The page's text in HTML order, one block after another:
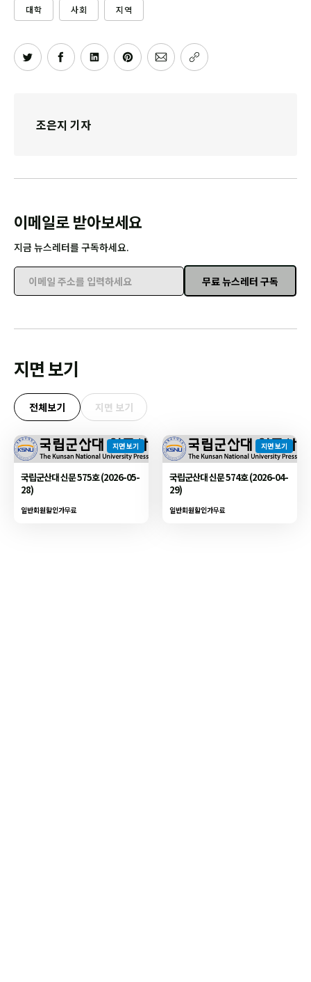
대학 사회 지역
조은지 기자
이메일로 받아보세요
지금 뉴스레터를 구독하세요.
이메일 주소를 입력하세요
무료 뉴스레터 구독
지면 보기
전체보기 지면 보기
지면 보기
국립군산대 신문 575호 (2026-05-
28)
일반회원할인가무료
지면 보기
국립군산대 신문 574호 (2026-04-
29)
일반회원할인가무료